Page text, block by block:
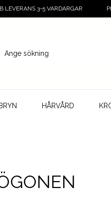
LEVERANS 3-5 VARDARGAR
HÅRVÅRD